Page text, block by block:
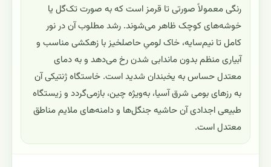
رنگی معمولاً صورتی تا قرمز است که به صورت تک‌گل یا
خوشه‌های کوچک ظاهر می‌شوند. رشد مطلوب آن در نور
کامل تا نیم‌سایه، خاک لومیِ حاصلخیز با زهکشی مناسب و
آبیاری منظم بدون ماندابی شدن رخ می‌دهد و به دمای
معتدل حساس به یخبندان شدید است. خاستگاه ژنتیکی آن
به رزهای بومی شرق آسیا، به‌ویژه چین، بازمی‌گردد و زیستگاه
طبیعی اجدادی آن حاشیه جنگل‌ها و دامنه‌های ملایم مناطق
معتدل است.